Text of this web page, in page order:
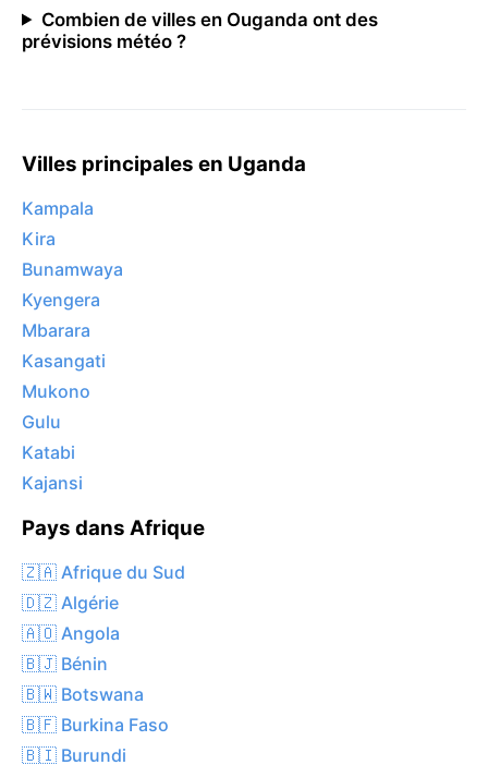
Combien de villes en Ouganda ont des
prévisions météo ?
Villes principales en Uganda
Kampala
Kira
Bunamwaya
Kyengera
Mbarara
Kasangati
Mukono
Gulu
Katabi
Kajansi
Pays dans Afrique
🇿🇦 Afrique du Sud
🇩🇿 Algérie
🇦🇴 Angola
🇧🇯 Bénin
🇧🇼 Botswana
🇧🇫 Burkina Faso
🇧🇮 Burundi